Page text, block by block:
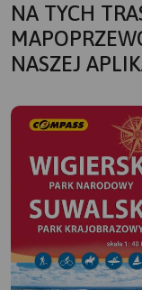
NA TYCH
NASZEJ